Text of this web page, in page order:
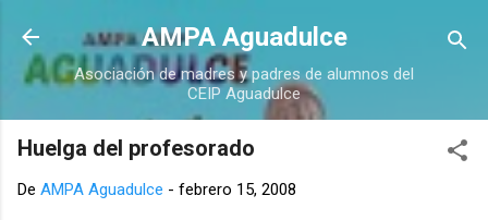
Ir al contenido principal
AMPA Aguadulce
Asociación de madres y padres de alumnos del
CEIP Aguadulce
Huelga del profesorado
De AMPA Aguadulce - febrero 15, 2008